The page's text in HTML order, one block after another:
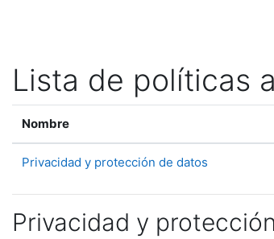
Lista de políticas
Nombre
Privacidad y protección de datos
Privacidad y